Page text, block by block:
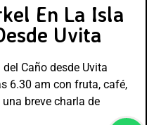
En La Isla
Uvita
Caño desde Uvita
6.30 am con fruta, café,
breve charla de